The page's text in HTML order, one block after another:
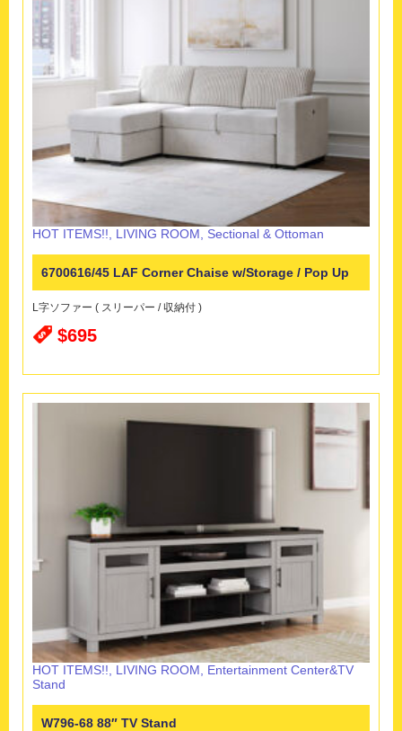
HOT ITEMS!!, LIVING ROOM, Sectional & Ottoman
6700616/45 LAF Corner Chaise w/Storage / Pop Up
Sleeper
L字ソファー ( スリーパー / 収納付 )
$695
HOT ITEMS!! LIVING ROOM
Entertainment Center&TV
Stand
W796-68 88″ TV Stand